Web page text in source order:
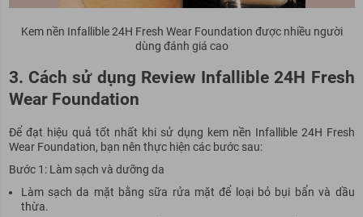
Kem nền Infallible 24H Fresh Wear Foundation được nhiều người
dùng đánh giá cao
3. Cách sử dụng Review Infallible 24H Fresh
Wear Foundation
Để đạt hiệu quả tốt nhất khi sử dụng kem nền Infallible 24H Fresh
Wear Foundation, bạn nên thực hiện các bước sau:
Bước 1: Làm sạch và dưỡng da
Làm sạch da mặt bằng sữa rửa mặt để loại bỏ bụi bẩn và dầu
thừa.